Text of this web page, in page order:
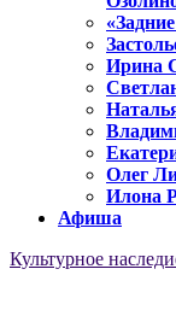
Ирина
Олег
Илона
Афиша
Культурное